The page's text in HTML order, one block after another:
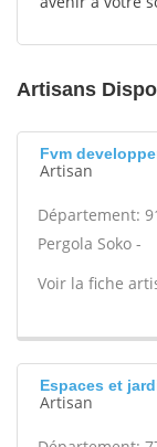
Artisans
Fvm
Artisan
Département:
Pergola Soko -
Voir la fiche
Espaces et
Artisan